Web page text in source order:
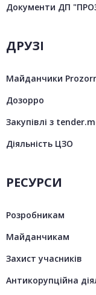
Документи ДП
ДРУЗІ
Майданчики
Дозорро
Закупівлі з
Діяльність ЦЗО
РЕСУРСИ
Розробникам
Майданчикам
Захист учасників
Антикорупційна